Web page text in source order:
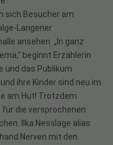
sich Besucher am
Langener
ansehen. „In ganz
beginnt Erzählerin
und das Publikum
ihre Kinder sind neu im
am Hut! Trotzdem
für die versprochenen
Ilka Nesslage alias
Nerven mit den